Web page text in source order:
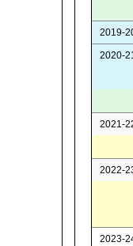
2019-
2020-
2021-
2022-
2023-